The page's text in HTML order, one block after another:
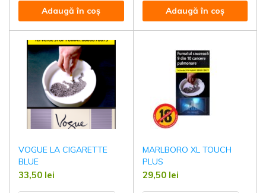
Adaugă în coș Adaugă în coș
VOGUE LA CIGARETTE
BLUE
33,50 lei
MARLBORO XL TOUCH
PLUS
29,50 lei